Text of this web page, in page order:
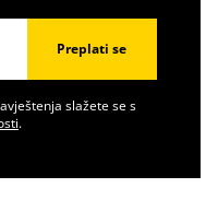
Preplati se
slažete se s
.